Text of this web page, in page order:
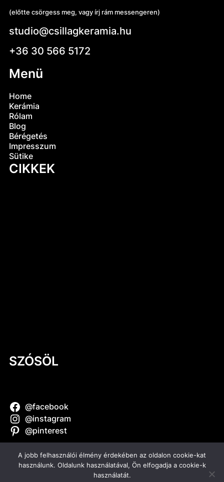
(előtte csörgess meg, vagy írj rám messengeren)
studio@csillagkeramia.hu
+36 30 566 5172
Menü
Home
Kerámia
Rólam
Blog
Bérégetés
Impresszum
Sütike
CIKKEK
SZÓSÖL
@facebook
@instagram
@pinterest
A jobb felhasználói élmény érdekében az oldalon cookie-kat
használunk. Oldalunk használatával, Ön elfogadja a cookie-k
használatát.